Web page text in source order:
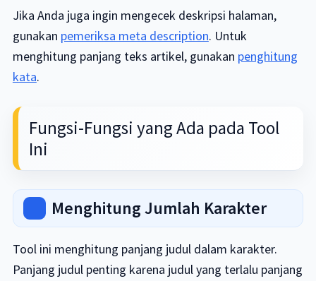
Jika Anda juga ingin mengecek deskripsi halaman,
gunakan pemeriksa meta description. Untuk
menghitung panjang teks artikel, gunakan penghitung
kata.
Fungsi-Fungsi yang Ada pada Tool
Ini
Menghitung Jumlah Karakter
Tool ini menghitung panjang judul dalam karakter.
Panjang judul penting karena judul yang terlalu panjang